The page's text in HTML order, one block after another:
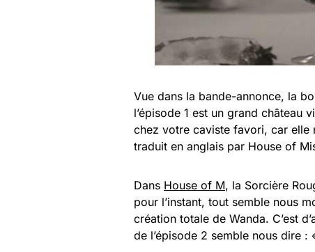
Vue dans la bande-annonce, la
l’épisode 1 est un grand
chez votre caviste favori, car elle
traduit en anglais par House of
Dans House of M, la Sorcière
pour l’instant, tout semble nous
création totale de Wanda. C’est
de l’épisode 2 semble nous dire :